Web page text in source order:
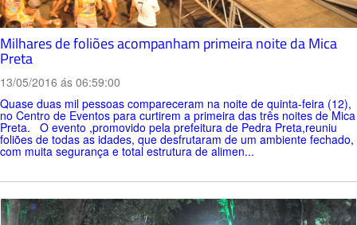
Milhares de foliões acompanham primeira noite da Mica
Preta
13/05/2016 ás 06:59:00
Quase duas mil pessoas compareceram na noite de quinta-feira (12),
no Centro de Eventos para curtirem a primeira das três noites de Mica
Preta. O evento ,promovido pela prefeitura de Pedra Preta,reuniu
foliões de todas as idades, que desfrutaram de um ambiente fechado,
com muita segurança e total estrutura de alimen...